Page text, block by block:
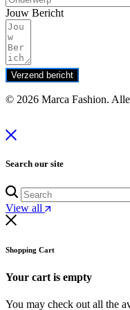
Jouw Bericht
Verzend bericht
© 2026 Marca Fashion.
Search our site
View all
Shopping Cart
Your cart is empty
You may check out all the